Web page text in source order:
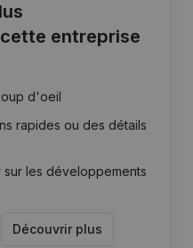
entreprise
d'oeil
rapides ou des détails
les développements
Découvrir plus